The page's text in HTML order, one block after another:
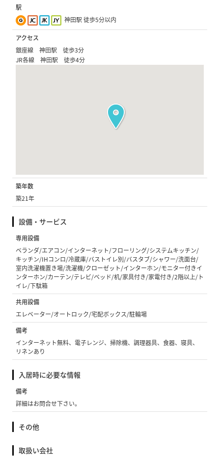
駅
神田駅 徒歩5分以内
アクセス
銀座線 神田駅 徒歩3分
JR各線 神田駅 徒歩4分
築年数
築21年
設備・サービス
専用設備
ベランダ/エアコン/インターネット/フローリング/システムキッチン/
キッチン/IHコンロ/冷蔵庫/バストイレ別/バスタブ/シャワー/洗面台/
室内洗濯機置き場/洗濯機/クローゼット/インターホン/モニター付きイ
ンターホン/カーテン/テレビ/ベッド/机/家具付き/家電付き/2階以上/ト
イレ/下駄箱
共用設備
エレベーター/オートロック/宅配ボックス/駐輪場
備考
インターネット無料、電子レンジ、掃除機、調理器具、食器、寝具、
リネンあり
入居時に必要な情報
備考
詳細はお問合せ下さい。
その他
取扱い会社